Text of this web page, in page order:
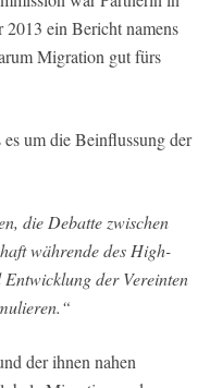
ein Bericht namens
Migration gut fürs
um die Beinflussung der
die Debatte zwischen
währende des High-
der Vereinten
der ihnen nahen